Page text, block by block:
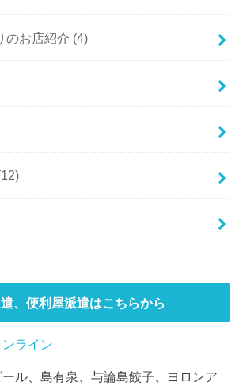
のお店紹介 (4)
、便利屋派遣はこちらから
ライン
ル、島有泉、与論島餃子、ヨロンア